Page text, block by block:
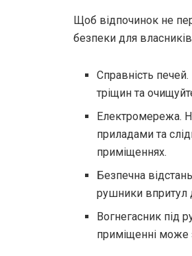
Щоб відпочинок не
безпеки для
Справність
тріщин та
Електромережа.
приладами та
приміщеннях.
Безпечна
рушники впритул
Вогнегасник під
приміщенні може